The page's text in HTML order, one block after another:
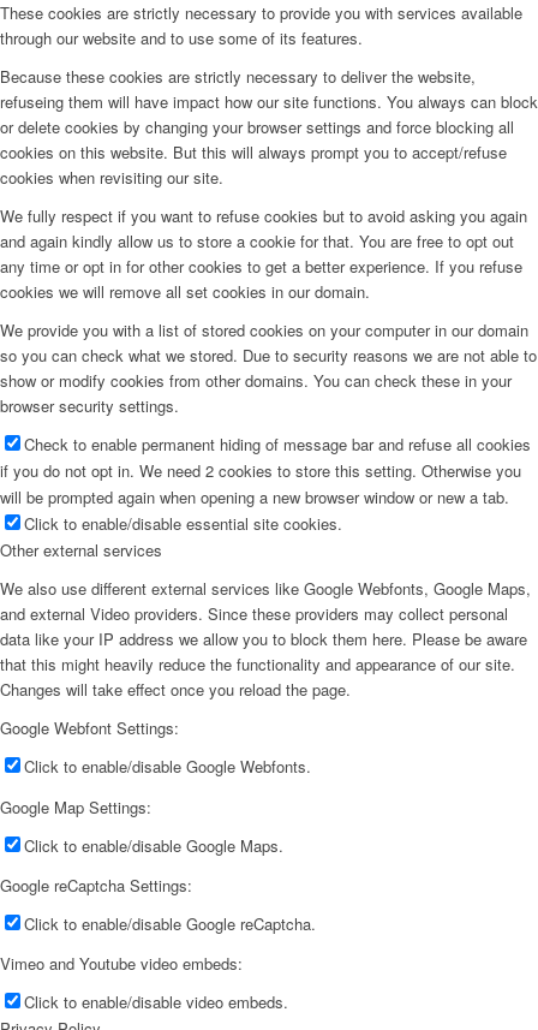
These cookies are strictly necessary to provide you with services available
through our website and to use some of its features.
Because these cookies are strictly necessary to deliver the website,
refuseing them will have impact how our site functions. You always can block
or delete cookies by changing your browser settings and force blocking all
cookies on this website. But this will always prompt you to accept/refuse
cookies when revisiting our site.
We fully respect if you want to refuse cookies but to avoid asking you again
and again kindly allow us to store a cookie for that. You are free to opt out
any time or opt in for other cookies to get a better experience. If you refuse
cookies we will remove all set cookies in our domain.
We provide you with a list of stored cookies on your computer in our domain
so you can check what we stored. Due to security reasons we are not able to
show or modify cookies from other domains. You can check these in your
browser security settings.
Check to enable permanent hiding of message bar and refuse all cookies
if you do not opt in. We need 2 cookies to store this setting. Otherwise you
will be prompted again when opening a new browser window or new a tab.
Click to enable/disable essential site cookies.
Other external services
We also use different external services like Google Webfonts, Google Maps,
and external Video providers. Since these providers may collect personal
data like your IP address we allow you to block them here. Please be aware
that this might heavily reduce the functionality and appearance of our site.
Changes will take effect once you reload the page.
Google Webfont Settings:
Click to enable/disable Google Webfonts.
Google Map Settings:
Click to enable/disable Google Maps.
Google reCaptcha Settings:
Click to enable/disable Google reCaptcha.
Vimeo and Youtube video embeds:
Click to enable/disable video embeds.